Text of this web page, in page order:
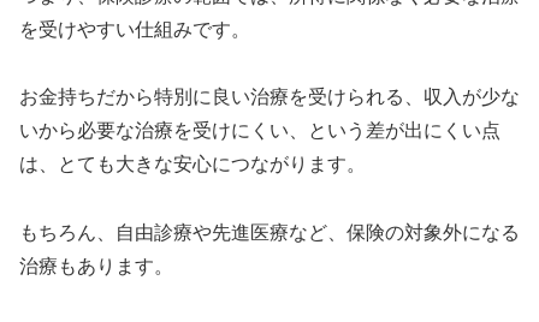
を受けやすい仕組みです。
お金持ちだから特別に良い治療を受けられる、収入が少な
いから必要な治療を受けにくい、という差が出にくい点
は、とても大きな安心につながります。
もちろん、自由診療や先進医療など、保険の対象外になる
治療もあります。